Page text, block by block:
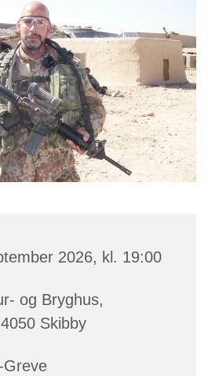
2026, kl. 19:00
og Bryghus,
Skibby
Greve